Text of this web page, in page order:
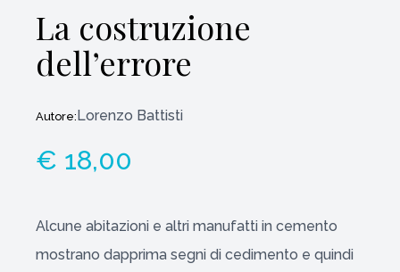
La costruzione
dell’errore
Autore:Lorenzo Battisti
€ 18,00
Alcune abitazioni e altri manufatti in cemento
mostrano dapprima segni di cedimento e quindi